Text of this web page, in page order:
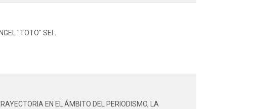
"TOTO" SEI..
EN EL ÁMBITO DEL PERIODISMO, LA